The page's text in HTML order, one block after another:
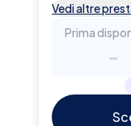
Vedi altre
Prima
-